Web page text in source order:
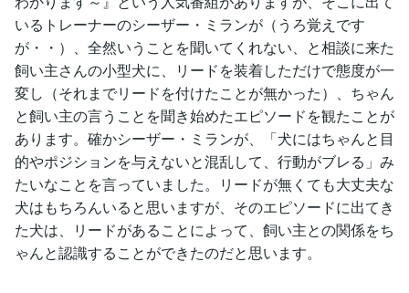
いるトレーナーのシーザー・ミランが（うろ覚えです
が・・）、全然いうことを聞いてくれない、と相談に来た
飼い主さんの小型犬に、リードを装着しただけで態度が一
変し（それまでリードを付けたことが無かった）、ちゃん
と飼い主の言うことを聞き始めたエピソードを観たことが
あります。確かシーザー・ミランが、「犬にはちゃんと目
的やポジションを与えないと混乱して、行動がブレる」み
たいなことを言っていました。リードが無くても大丈夫な
犬はもちろんいると思いますが、そのエピソードに出てき
た犬は、リードがあることによって、飼い主との関係をち
ゃんと認識することができたのだと思います。